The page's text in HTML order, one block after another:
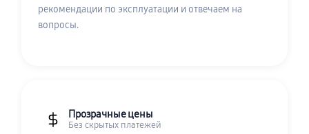
рекомендации по эксплуатации и отвечаем на
вопросы.
Прозрачные цены
Без скрытых платежей